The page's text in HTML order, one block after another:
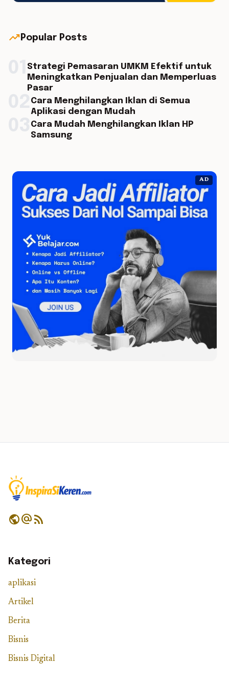
trending_up Popular Posts
Strategi Pemasaran UMKM Efektif untuk
Meningkatkan Penjualan dan Memperluas
Pasar
Cara Menghilangkan Iklan di Semua
Aplikasi dengan Mudah
Cara Mudah Menghilangkan Iklan HP
Samsung
AD
publicalternate_emailrss_feed
Kategori
aplikasi
Artikel
Berita
Bisnis
Bisnis Digital